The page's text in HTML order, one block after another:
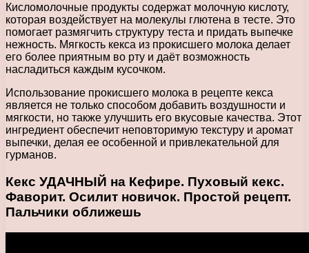
Кисломолочные продукты содержат молочную кислоту,
которая воздействует на молекулы глютена в тесте. Это
помогает размягчить структуру теста и придать выпечке
нежность. Мягкость кекса из прокисшего молока делает
его более приятным во рту и даёт возможность
насладиться каждым кусочком.
Использование прокисшего молока в рецепте кекса
является не только способом добавить воздушности и
мягкости, но также улучшить его вкусовые качества. Этот
ингредиент обеспечит неповторимую текстуру и аромат
выпечки, делая ее особенной и привлекательной для
гурманов.
Кекс УДАЧНЫЙ на Кефире. Пуховый кекс.
Фаворит. Осилит новичок. Простой рецепт.
Пальчики оближешь